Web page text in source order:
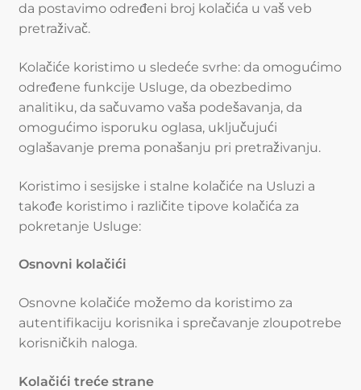
da postavimo određeni broj kolačića u vaš veb
pretraživač.
Kolačiće koristimo u sledeće svrhe: da omogućimo
određene funkcije Usluge, da obezbedimo
analitiku, da sačuvamo vaša podešavanja, da
omogućimo isporuku oglasa, uključujući
oglašavanje prema ponašanju pri pretraživanju.
Koristimo i sesijske i stalne kolačiće na Usluzi a
takođe koristimo i različite tipove kolačića za
pokretanje Usluge:
Osnovni kolačići
Osnovne kolačiće možemo da koristimo za
autentifikaciju korisnika i sprečavanje zloupotrebe
korisničkih naloga.
Kolačići treće strane